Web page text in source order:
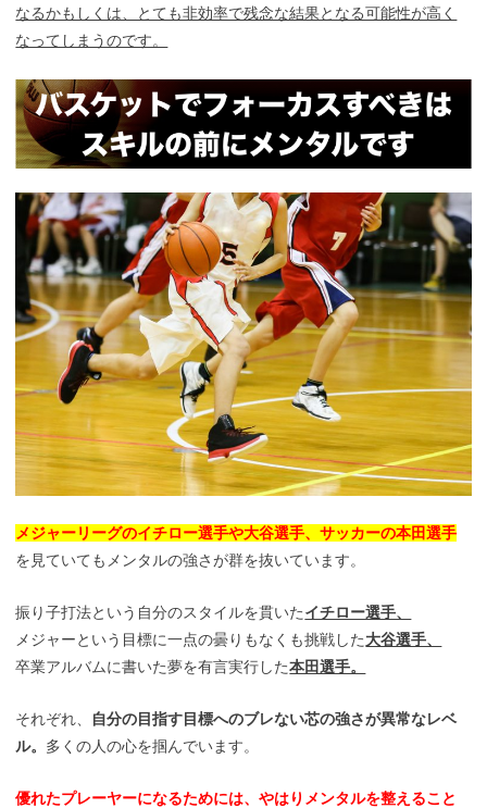
なるかもしくは、とても非効率で残念な結果となる可能性が高く
なってしまうのです。
メジャーリーグのイチロー選手や大谷選手、サッカーの本田選手
を見ていてもメンタルの強さが群を抜いています。
振り子打法という自分のスタイルを貫いたイチロー選手、
メジャーという目標に一点の曇りもなくも挑戦した大谷選手、
卒業アルバムに書いた夢を有言実行した本田選手。
それぞれ、
自分の目指す目標へのブレない芯の強さが異常なレベ
ル。 多くの人の心を掴んでいます。
優れたプレーヤーになるためには、やはりメンタルを整えること